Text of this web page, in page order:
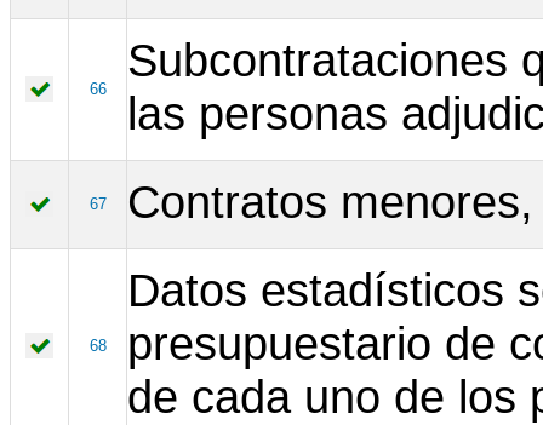
66
Subcontrataciones
las personas
67 Contratos
68
Datos estadísticos
presupuestario de
de cada uno de los